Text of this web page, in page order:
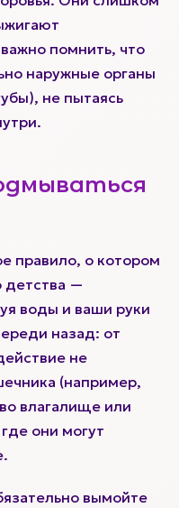
помнить, что
наружные органы
не пытаясь
правило, о котором
детства —
воды и ваши руки
назад: от
не
(например,
влагалище или
они могут
вымойте